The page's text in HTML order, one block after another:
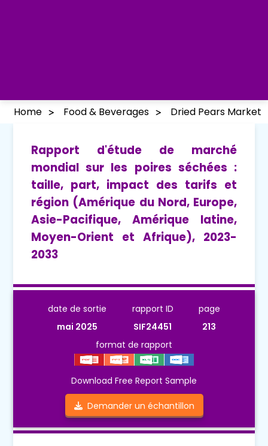
Home Food & Beverages Dried Pears Market
Rapport d'étude de marché
mondial sur les poires séchées :
taille, part, impact des tarifs et
région (Amérique du Nord, Europe,
Asie-Pacifique, Amérique latine,
Moyen-Orient et Afrique), 2023-
2033
date de sortie
mai 2025
rapport ID
SIF24451
page
213
format de rapport
Download Free Report Sample
Demander un échantillon